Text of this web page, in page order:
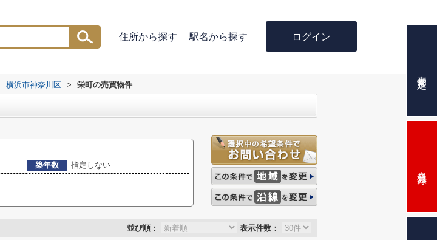
住所から探す 駅名から探す ログイン
横浜市神奈川区 > 栄町の売買物件
築年数
指定しない
並び順： 表示件数：